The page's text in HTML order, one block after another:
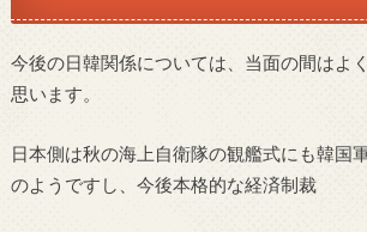
今後の日韓関係については、当面の間はよ
思います。
日本側は秋の海上自衛隊の観艦式にも韓国
のようですし、今後本格的な経済制裁